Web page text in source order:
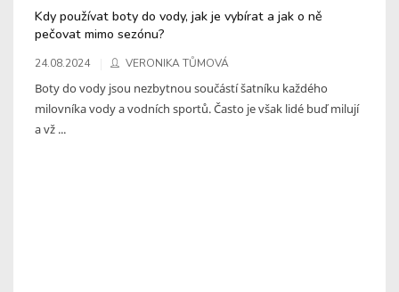
Kdy používat boty do vody, jak je vybírat a jak o ně
pečovat mimo sezónu?
24.08.2024 VERONIKA TŮMOVÁ
Boty do vody jsou nezbytnou součástí šatníku každého
milovníka vody a vodních sportů. Často je však lidé buď milují
a vž ...